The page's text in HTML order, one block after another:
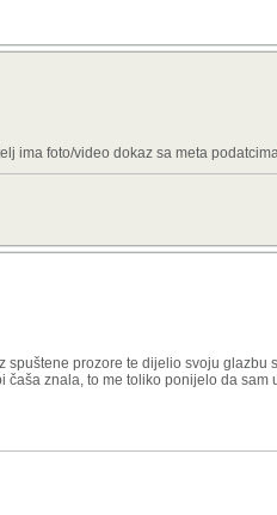
ima foto/video dokaz sa meta
spuštene prozore te dijelio svoju glazbu
znala, to me toliko ponijelo da sam